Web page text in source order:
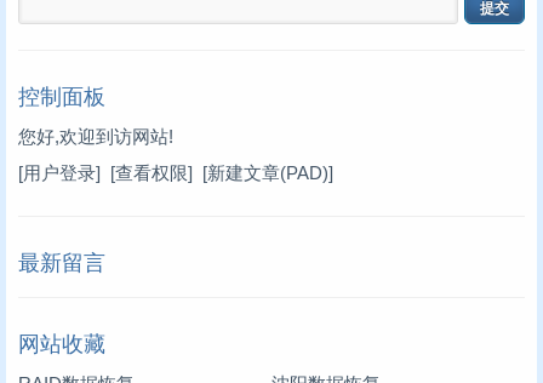
控制面板
您好,欢迎到访网站!
[用户登录] [查看权限] [新建文章(PAD)]
最新留言
网站收藏